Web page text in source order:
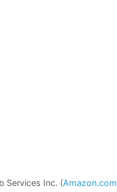
Services Inc. (Amazon.com